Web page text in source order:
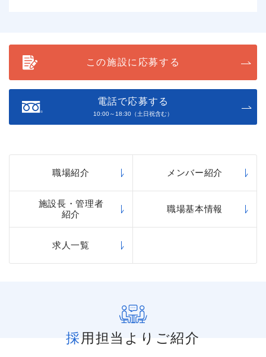
この施設に応募する
電話で応募する
10:00～18:30（土日祝含む）
職場紹介 メンバー紹介
施設長・管理者
紹介
職場基本情報
求人一覧
採用担当よりご紹介